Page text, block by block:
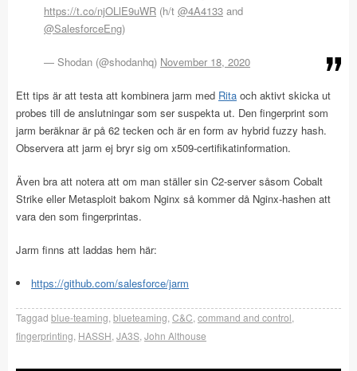
https://t.co/njOLlE9uWR (h/t @4A4133 and
@SalesforceEng)
— Shodan (@shodanhq) November 18, 2020
Ett tips är att testa att kombinera jarm med Rita och aktivt skicka ut
probes till de anslutningar som ser suspekta ut. Den fingerprint som
jarm beräknar är på 62 tecken och är en form av hybrid fuzzy hash.
Observera att jarm ej bryr sig om x509-certifikatinformation.
Även bra att notera att om man ställer sin C2-server såsom Cobalt
Strike eller Metasploit bakom Nginx så kommer då Nginx-hashen att
vara den som fingerprintas.
Jarm finns att laddas hem här:
https://github.com/salesforce/jarm
Taggad blue-teaming blueteaming C&C command and control
fingerprinting HASSH JA3S John Althouse